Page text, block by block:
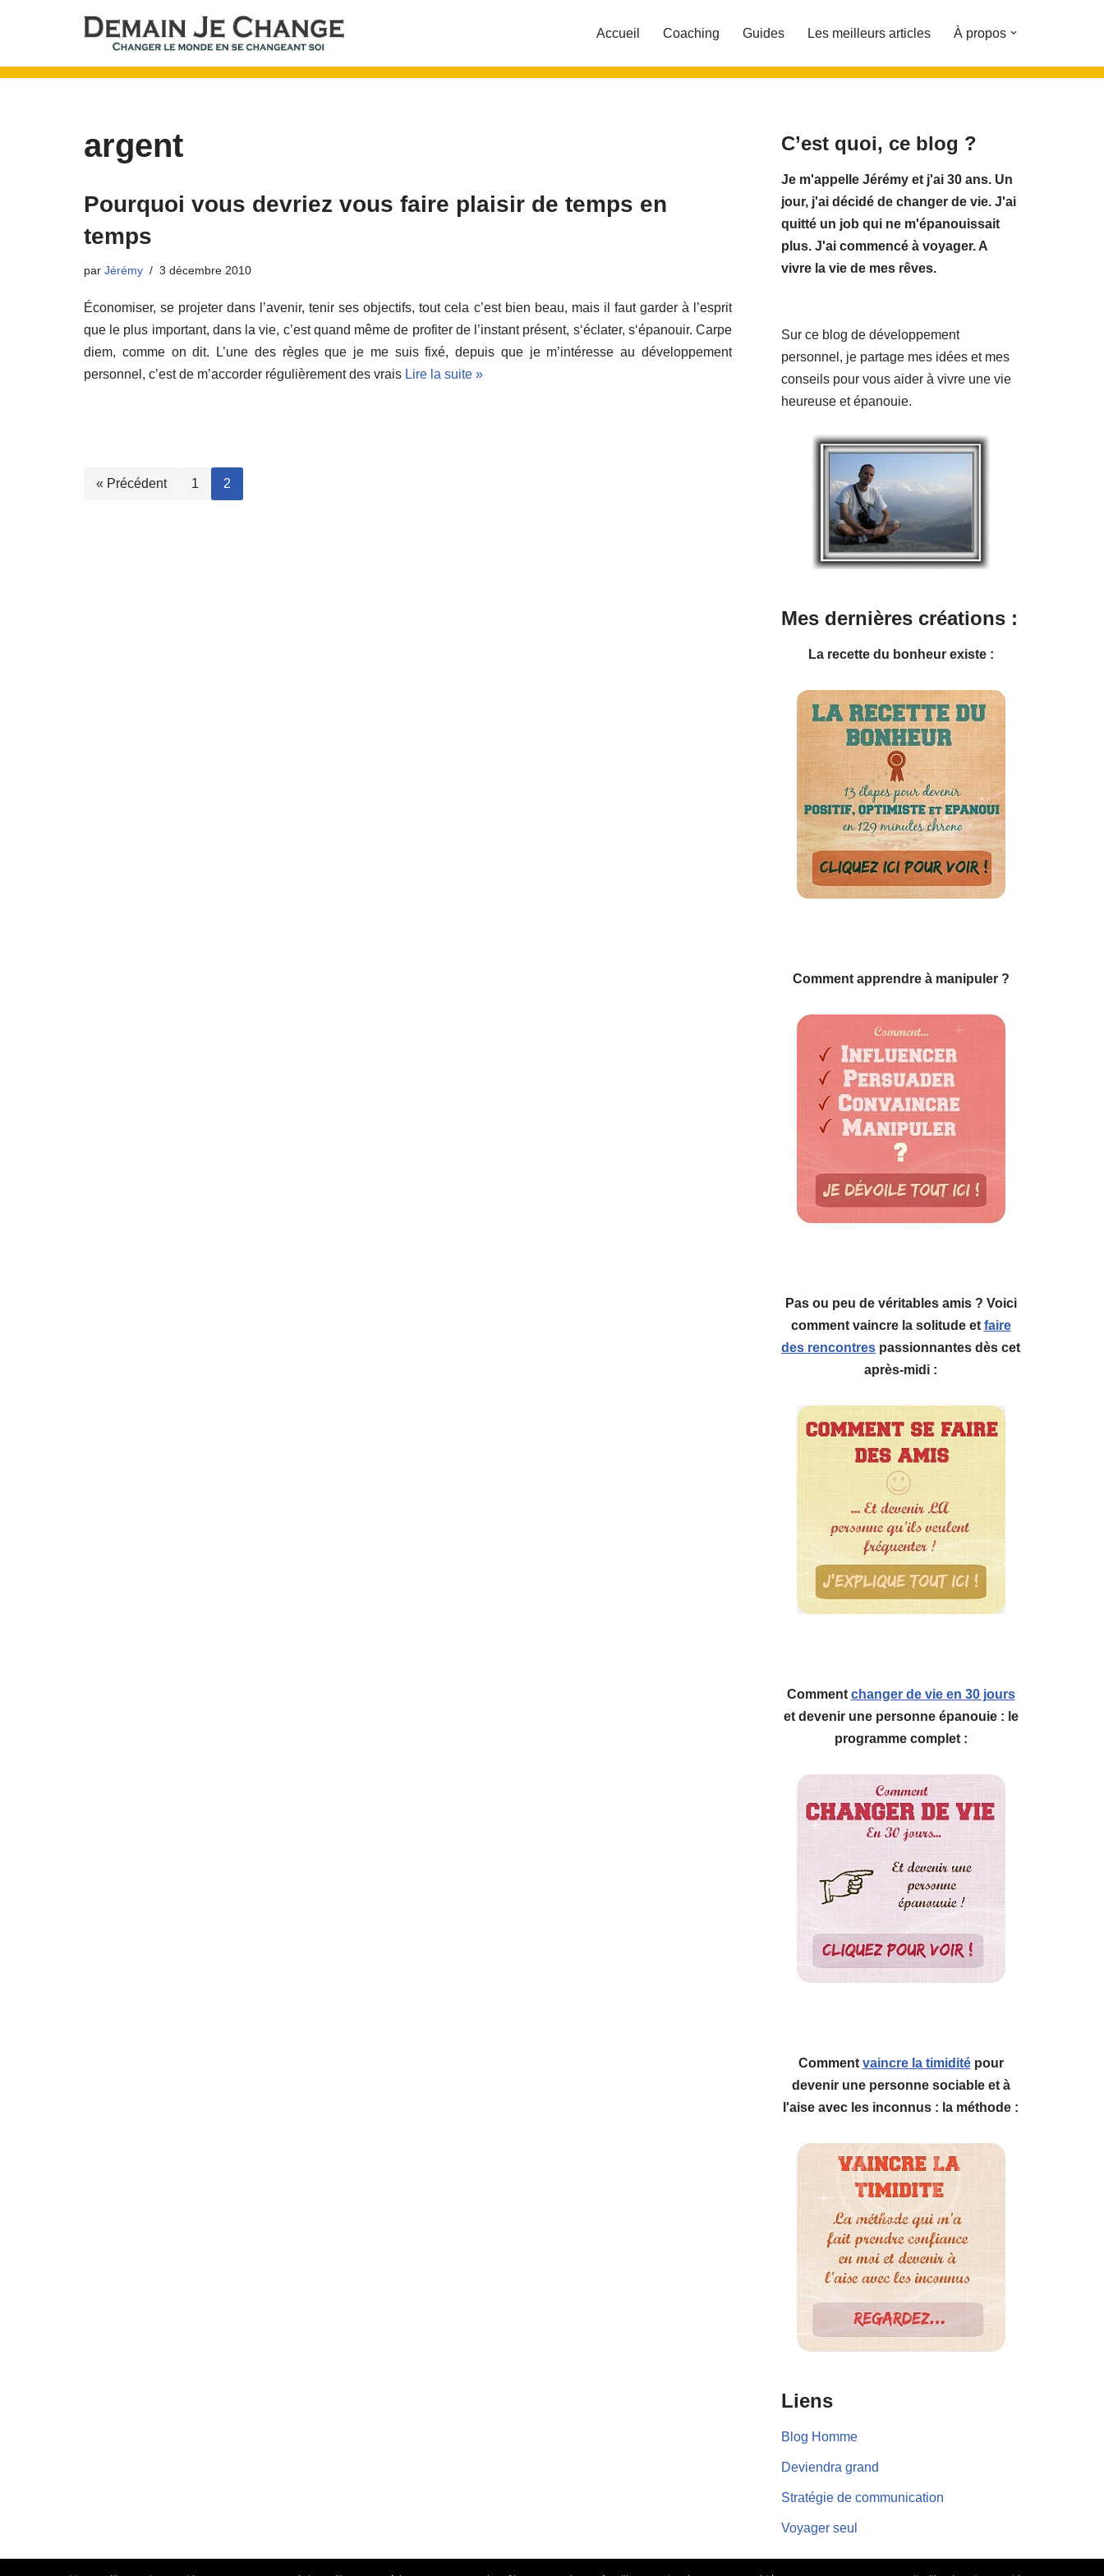
au
Accueil Coaching Guides Les meilleurs articles À propos
argent
Pourquoi vous devriez vous faire plaisir de temps en
temps
par Jérémy 3 décembre 2010
Économiser, se projeter dans l’avenir, tenir ses objectifs, tout cela c’est bien beau, mais il faut garder à l’esprit
que le plus important, dans la vie, c’est quand même de profiter de l’instant présent, s‘éclater, s‘épanouir. Carpe
diem, comme on dit. L’une des règles que je me suis fixé, depuis que je m’intéresse au développement
personnel, c’est de m’accorder régulièrement des vrais Lire la suite »
« Précédent 1 2
C’est quoi, ce blog ?
Je m'appelle Jérémy et j'ai 30 ans. Un
jour, j'ai décidé de changer de vie. J'ai
quitté un job qui ne m'épanouissait
plus. J'ai commencé à voyager. A
vivre la vie de mes rêves.
Sur ce blog de développement
personnel, je partage mes idées et mes
conseils pour vous aider à vivre une vie
heureuse et épanouie.
Mes dernières créations :
La recette du bonheur existe :
Comment apprendre à manipuler ?
Pas ou peu de véritables amis ? Voici
comment vaincre la solitude et faire
des rencontres passionnantes dès cet
après-midi :
Comment changer de vie en 30 jours
et devenir une personne épanouie : le
programme complet :
Comment vaincre la timiditépour
devenir une personne sociable et à
l'aise avec les inconnus : la méthode :
Liens
Blog Homme
Deviendra grand
Stratégie de communication
Voyager seul